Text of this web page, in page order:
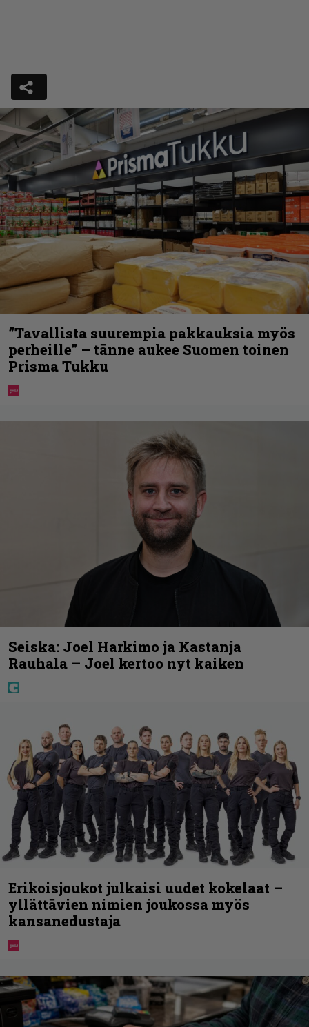
”Tavallista suurempia pakkauksia myös
perheille” – tänne aukee Suomen toinen
Prisma Tukku
Seiska: Joel Harkimo ja Kastanja
Rauhala – Joel kertoo nyt kaiken
Erikoisjoukot julkaisi uudet kokelaat –
yllättävien nimien joukossa myös
kansanedustaja